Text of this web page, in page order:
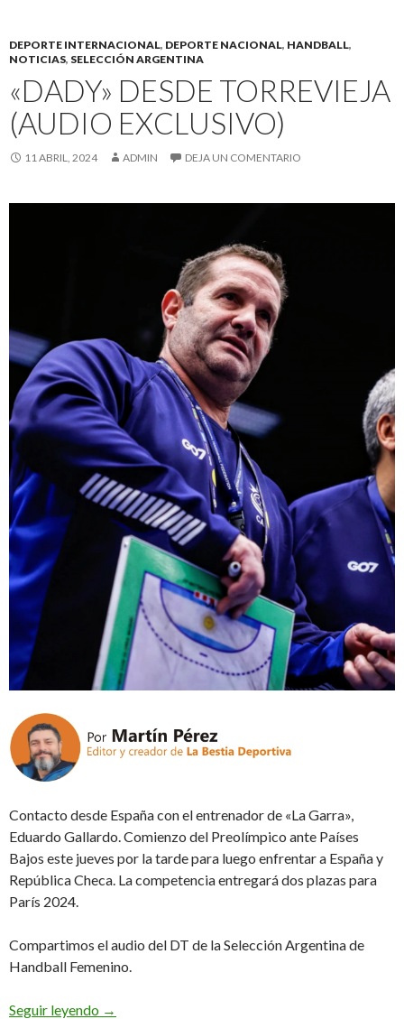
DEPORTE INTERNACIONAL, DEPORTE NACIONAL, HANDBALL,
NOTICIAS, SELECCIÓN ARGENTINA
«DADY» DESDE TORREVIEJA
(AUDIO EXCLUSIVO)
11 ABRIL, 2024 ADMIN DEJA UN COMENTARIO
Contacto desde España con el entrenador de «La Garra»,
Eduardo Gallardo. Comienzo del Preolímpico ante Países
Bajos este jueves por la tarde para luego enfrentar a España y
República Checa. La competencia entregará dos plazas para
París 2024.
Compartimos el audio del DT de la Selección Argentina de
Handball Femenino.
Seguir leyendo «Dady» desde Torrevieja (Audio Exclusivo)
→